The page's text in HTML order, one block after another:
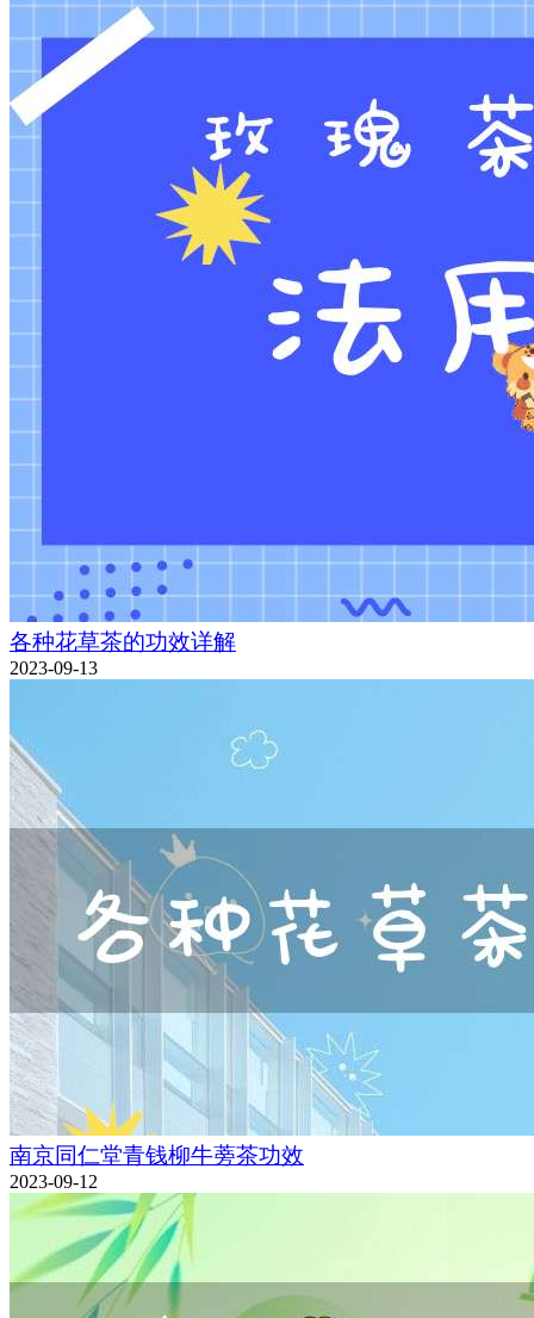
各种花草茶的功效详解
2023-09-13
南京同仁堂青钱柳牛蒡茶功效
2023-09-12